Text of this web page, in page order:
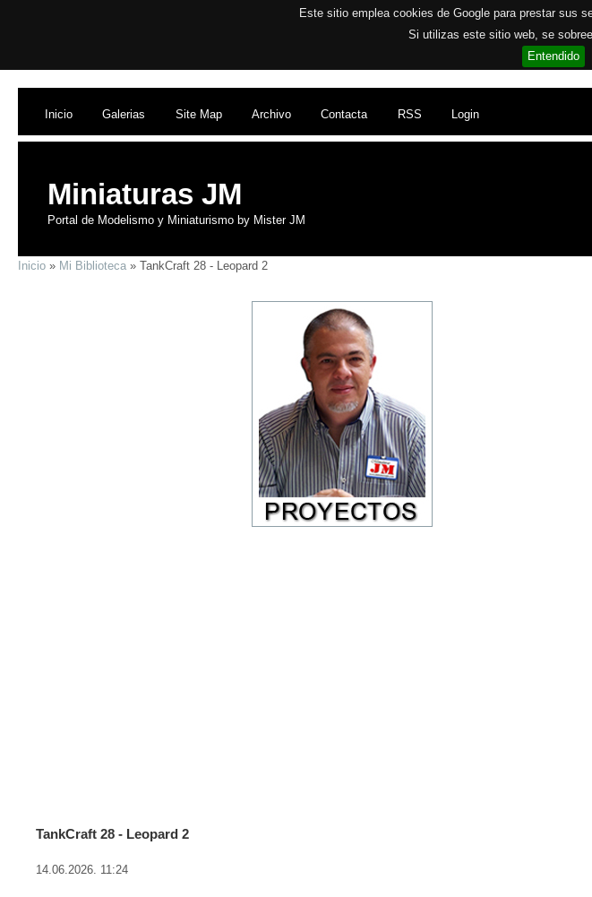
Este sitio emplea cookies de Google para prestar sus
Si utilizas este sitio web, se
Entendido
Inicio Galerias Site Map Archivo Contacta RSS Login
Miniaturas JM
Portal de Modelismo y Miniaturismo by Mister JM
Inicio » Mi Biblioteca » TankCraft 28 - Leopard 2
TankCraft 28 - Leopard 2
14.06.2026. 11:24